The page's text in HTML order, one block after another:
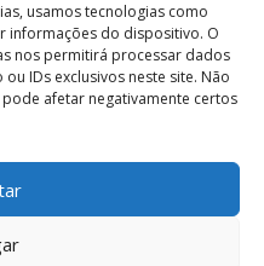
usamos tecnologias como
informações do dispositivo. O
nos permitirá processar dados
IDs exclusivos neste site. Não
afetar negativamente certos
2026